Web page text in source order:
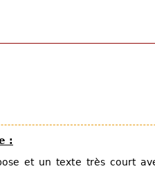
:
et un texte très court